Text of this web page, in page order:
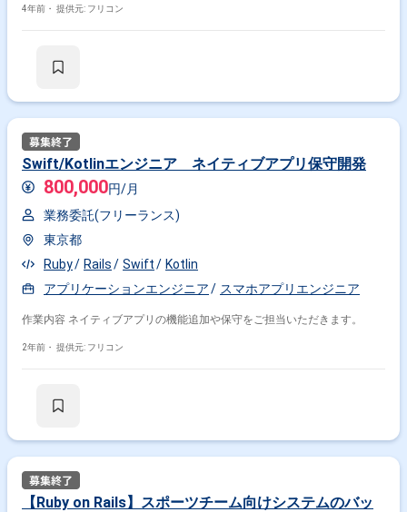
4年前・ 提供元: フリコン
Swift/Kotlinエンジニア ネイティブアプリ保守開発
800,000円/月
業務委託(フリーランス)
東京都
Ruby
Rails Swift
Kotlin
アプリケーションエンジニア
スマホアプリエンジニア
作業内容 ネイティブアプリの機能追加や保守をご担当いただきます。
2年前・ 提供元: フリコン
【Ruby on Rails】スポーツチーム向けシステムのバッ